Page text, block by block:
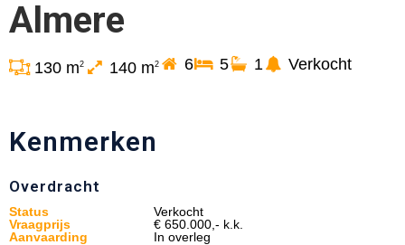
Almere
130 m2 140 m2 6 5 1 Verkocht
Kenmerken
Overdracht
Status
Verkocht
Vraagprijs
€ 650.000,- k.k.
Aanvaarding
In overleg